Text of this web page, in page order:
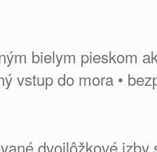
bielym pieskom
vstup do mora •
dvojlôžkové